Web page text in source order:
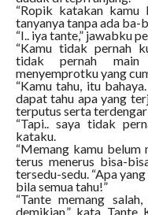
“Ropik katakan kamu
tanyanya tanpa ada ba-
“I.. iya tante,” jawabku
“Kamu tidak pernah
tidak pernah main
menyemprotku yang
“Kamu tahu, itu
dapat tahu apa yang
terputus serta
“Tapi.. saya tidak
kataku.
“Memang kamu
terus menerus bisa-
tersedu-sedu. “Apa
bila semua tahu!”
“Tante memang
demikian,” kata Tante